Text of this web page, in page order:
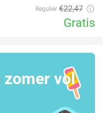
Regulier €22,47
Gratis
zomer vol